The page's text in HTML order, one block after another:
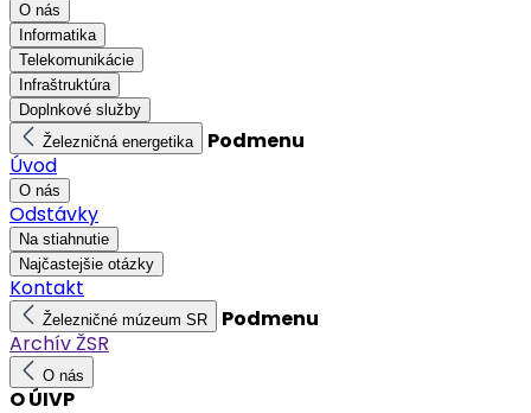
O nás
Informatika
Telekomunikácie
Infraštruktúra
Doplnkové služby
Železničná energetika
Podmenu
Úvod
O nás
Odstávky
Na stiahnutie
Najčastejšie otázky
Kontakt
Železničné múzeum SR
Podmenu
Archív ŽSR
O nás
O ÚIVP